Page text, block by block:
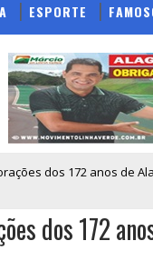
ESPORTE
dos 172 anos de
dos 172